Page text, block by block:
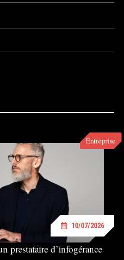
Entreprise
10/07/2026
prestataire d’infogérance